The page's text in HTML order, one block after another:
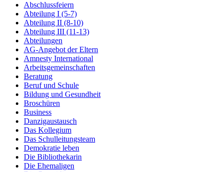
Abschlussfeiern
Abteilung I (5-7)
Abteilung II (8-10)
Abteilung III (11-13)
Abteilungen
AG-Angebot der Eltern
Amnesty International
Arbeitsgemeinschaften
Beratung
Beruf und Schule
Bildung und Gesundheit
Broschüren
Business
Danzigaustausch
Das Kollegium
Das Schulleitungsteam
Demokratie leben
Die Bibliothekarin
Die Ehemaligen